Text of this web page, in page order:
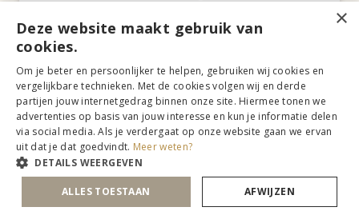
ONTDEK MEER »
×
Deze website maakt gebruik van
cookies.
Om je beter en persoonlijker te helpen, gebruiken wij cookies en
vergelijkbare technieken. Met de cookies volgen wij en derde
partijen jouw internetgedrag binnen onze site. Hiermee tonen we
advertenties op basis van jouw interesse en kun je informatie delen
via social media. Als je verdergaat op onze website gaan we ervan
uit dat je dat goedvindt. Meer weten?
DETAILS WEERGEVEN
ALLES TOESTAAN AFWIJZEN